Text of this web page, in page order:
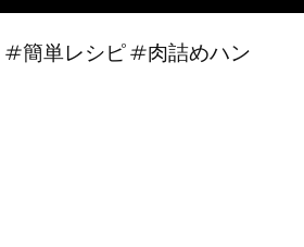
簡単レシピ #肉詰めハン